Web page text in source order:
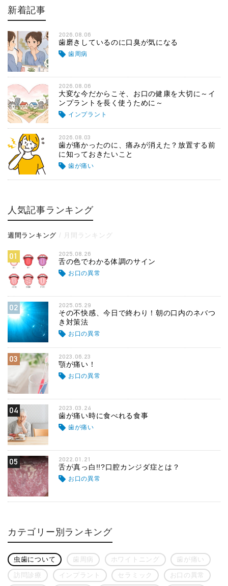
新着記事
2026.08.06
歯磨きしているのに口臭が気になる
歯周病
2026.08.06
大変な今だからこそ、お口の健康を大切に～イ
ンプラントを長く使うために～
インプラント
2026.08.03
歯が痛かったのに、痛みが消えた？放置する前
に知っておきたいこと
歯が痛い
人気記事ランキング
週間ランキング 月間ランキング
01 2025.08.26
舌の色でわかる体調のサイン
お口の異常
02 2025.05.29
その不快感、今日で終わり！朝の口内のネバつ
き対策法
お口の異常
03 2023.06.23
顎が痛い！
お口の異常
04 2023.03.24
歯が痛い時に食べれる食事
歯が痛い
05 2022.01.21
舌が真っ白!!?口腔カンジダ症とは？
お口の異常
カテゴリー別ランキング
虫歯について 歯周病 ホワイトニング 歯が痛い
訪問診療 インプラント セラミック お口の異常